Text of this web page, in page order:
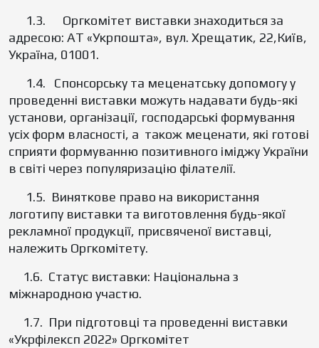
1.3. Оргкомітет виставки знаходиться за
адресою: АТ «Укрпошта», вул. Хрещатик, 22,Київ,
Україна, 01001.
1.4. Спонсорську та меценатську допомогу у
проведенні виставки можуть надавати будь-які
установи, організації, господарські формування
усіх форм власності, а також меценати, які готові
сприяти формуванню позитивного іміджу України
в світі через популяризацію філателії.
1.5. Виняткове право на використання
логотипу виставки та виготовлення будь-якої
рекламної продукції, присвяченої виставці,
належить Оргкомітету.
1.6. Статус виставки: Національна з
міжнародною участю.
1.7. При підготовці та проведенні виставки
«Укрфілексп 2022» Оргкомітет